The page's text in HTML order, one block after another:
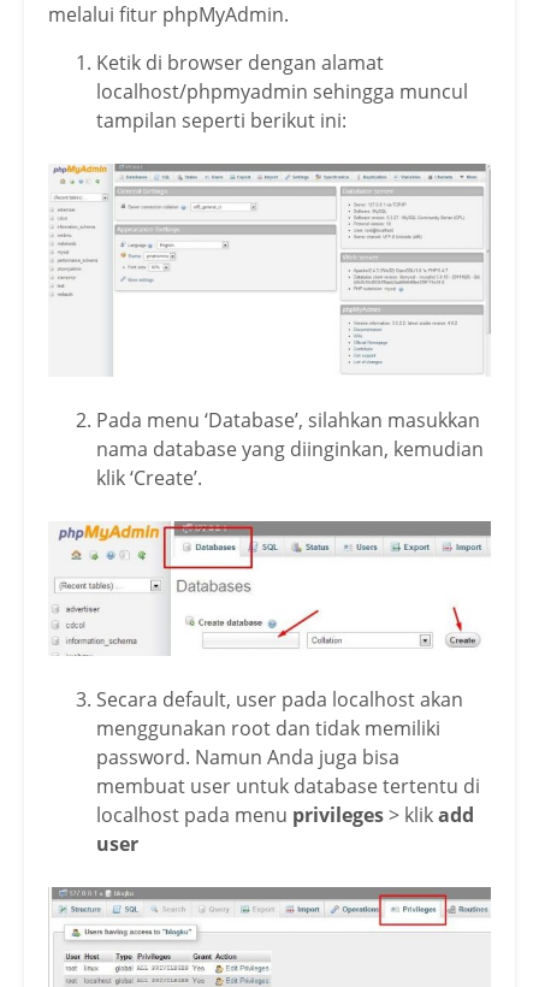
melalui fitur phpMyAdmin.
Ketik di browser dengan alamat
localhost/phpmyadmin sehingga muncul
tampilan seperti berikut ini:
Pada menu ‘Database’, silahkan masukkan
nama database yang diinginkan, kemudian
klik ‘Create’.
Secara default, user pada localhost akan
menggunakan root dan tidak memiliki
password. Namun Anda juga bisa
membuat user untuk database tertentu di
localhost pada menu privileges> klikadd
user